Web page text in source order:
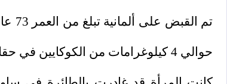
حوالي 4 كيلوغرامات من الكوكايين في حقائبها.